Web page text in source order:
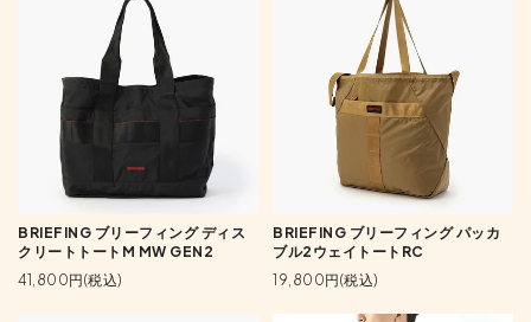
BRIEFING ブリーフィング ディス
クリートトートM MW GEN2
41,800円(税込)
BRIEFING ブリーフィング パッカ
ブル2ウェイトートRC
19,800円(税込)